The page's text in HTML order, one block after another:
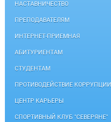
НАСТАВНИЧЕСТВО
ПРЕПОДАВАТЕЛЯМ
ИНТЕРНЕТ-ПРИЕМНАЯ
АБИТУРИЕНТАМ
СТУДЕНТАМ
ПРОТИВОДЕЙСТВИЕ КОРРУПЦИИ
ЦЕНТР КАРЬЕРЫ
СПОРТИВНЫЙ КЛУБ "СЕВЕРЯНЕ"